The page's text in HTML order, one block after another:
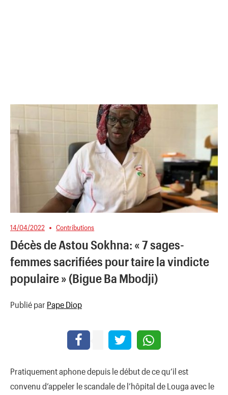
14/04/2022 Contributions
Décès de Astou Sokhna: « 7 sages-
femmes sacrifiées pour taire la vindicte
populaire » (Bigue Ba Mbodji)
Publié par Pape Diop
Pratiquement aphone depuis le début de ce qu’il est
convenu d’appeler le scandale de l’hôpital de Louga avec le